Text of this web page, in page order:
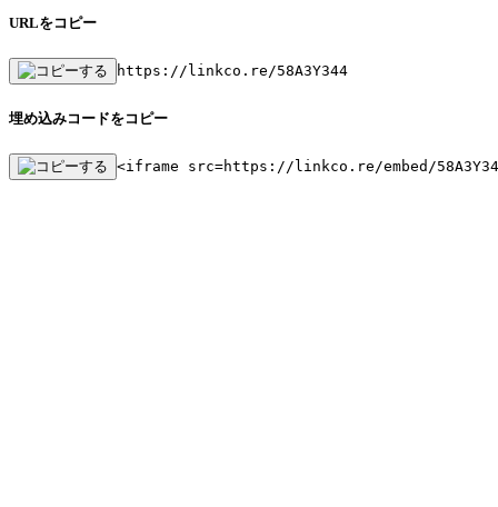
URLをコピー
https://linkco.re/58A3Y344
埋め込みコードをコピー
<iframe src=https://linkco.re/embed/